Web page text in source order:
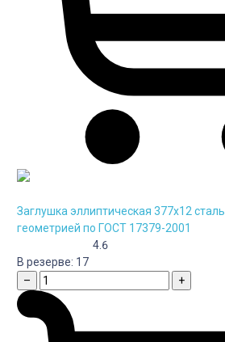
Заглушка эллиптическая 377х12
геометрией по ГОСТ 17379-2001
4.6
В резерве: 17
–
+